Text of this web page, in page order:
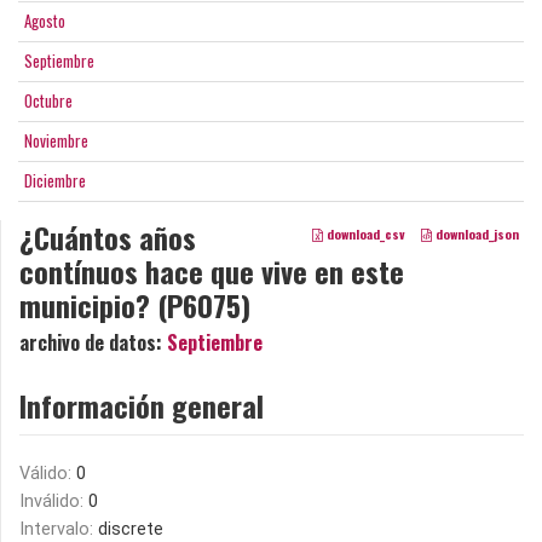
Agosto
Septiembre
Octubre
Noviembre
Diciembre
download_csv download_json
¿Cuántos años
contínuos hace que vive en este
municipio? (P6075)
archivo de datos: Septiembre
Información general
Válido: 0
Inválido: 0
Intervalo: discrete